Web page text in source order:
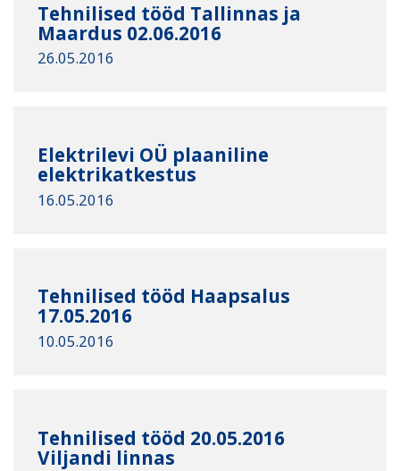
Tehnilised tööd Tallinnas ja
Maardus 02.06.2016
26.05.2016
Elektrilevi OÜ plaaniline
elektrikatkestus
16.05.2016
Tehnilised tööd Haapsalus
17.05.2016
10.05.2016
Tehnilised tööd 20.05.2016
Viljandi linnas